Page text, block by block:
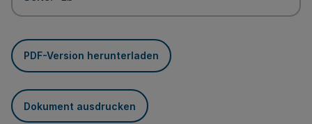
PDF-Version herunterladen
Dokument ausdrucken